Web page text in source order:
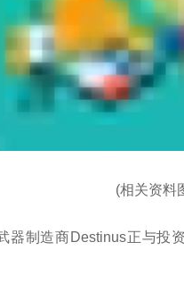
(相关资料
器制造商Destinus正与投